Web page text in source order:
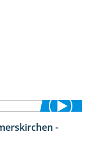
3:33
-